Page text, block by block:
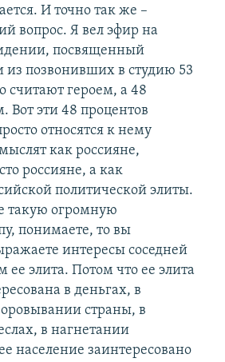
И точно так же –
вопрос. Я вел эфир на
посвященный
из позвонивших в студию 53
считают героем, а 48
Вот эти 48 процентов
относятся к нему
как россияне,
россияне, а как
политической элиты.
такую огромную
понимаете, то вы
интересы соседней
элита. Потом что ее элита
в деньгах, в
страны, в
в нагнетании
население заинтересовано